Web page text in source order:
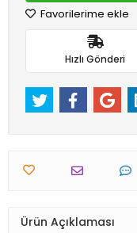
Favorilerime ekle
Hızlı Gönderi
Ürün Açıklaması